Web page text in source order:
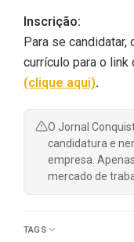
Inscrição:
Para se
currículo para o link
(clique aqui).
O Jornal
candidatura e
empresa.
mercado de
TAGS